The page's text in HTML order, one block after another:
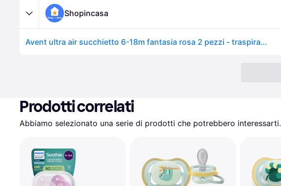
Shopincasa
Avent ultra air succhietto 6-18m fantasia rosa 2 pezzi - traspirante e ortodontico
Prodotti correlati
Abbiamo selezionato una serie di prodotti che potrebbero interessarti.